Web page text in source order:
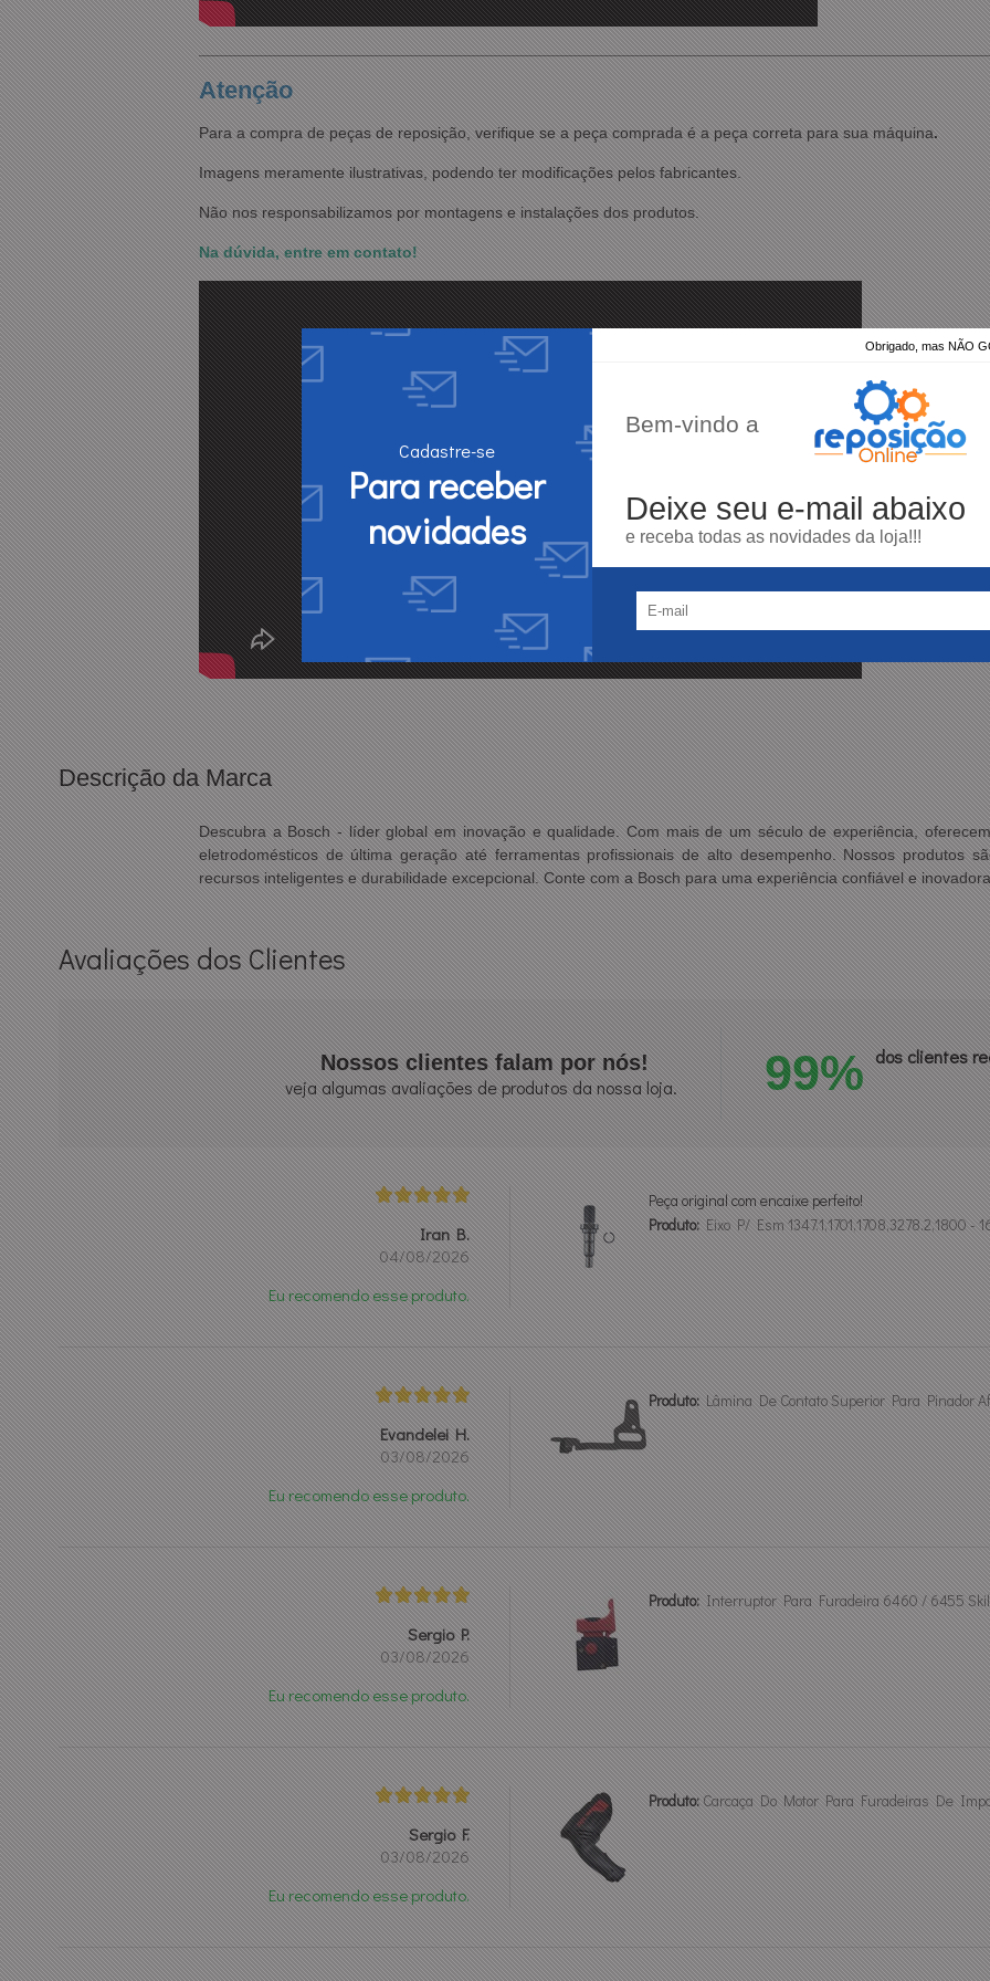
Obrigado, mas NÃO
Cadastre-se
Para receber
novidades
Bem-vindo a
Deixe seu e-mail abaixo
e receba todas as novidades da loja!!!
Atenção
Para a compra de peças de reposição, verifique se a peça comprada é a peça correta para sua máquina.
Imagens meramente ilustrativas, podendo ter modificações pelos fabricantes.
Não nos responsabilizamos por montagens e instalações dos produtos.
Na dúvida, entre em contato!
Descrição da Marca
Descubra a Bosch - líder global em inovação e qualidade. Com mais de um século de experiência,
eletrodomésticos de última geração até ferramentas profissionais de alto desempenho. Nossos produtos
recursos inteligentes e durabilidade excepcional. Conte com a Bosch para uma experiência confiável e
Avaliações dos Clientes
Nossos clientes falam por nós!
veja algumas avaliações de produtos da nossa loja. 99% dos clientes
Iran B.
04/08/2026
Eu recomendo esse produto.
Peça original com encaixe perfeito!
Produto:Eixo P/ Esm 1347.1,1701,1708,3278.2,1800 -
Evandelei H.
03/08/2026
Eu recomendo esse produto.
Produto:Lâmina De Contato Superior Para Pinador
Sergio P.
03/08/2026
Eu recomendo esse produto.
Produto:Interruptor Para Furadeira 6460 / 6455
Sergio F.
03/08/2026
Eu recomendo esse produto.
Produto:Carcaça Do Motor Para Furadeiras De